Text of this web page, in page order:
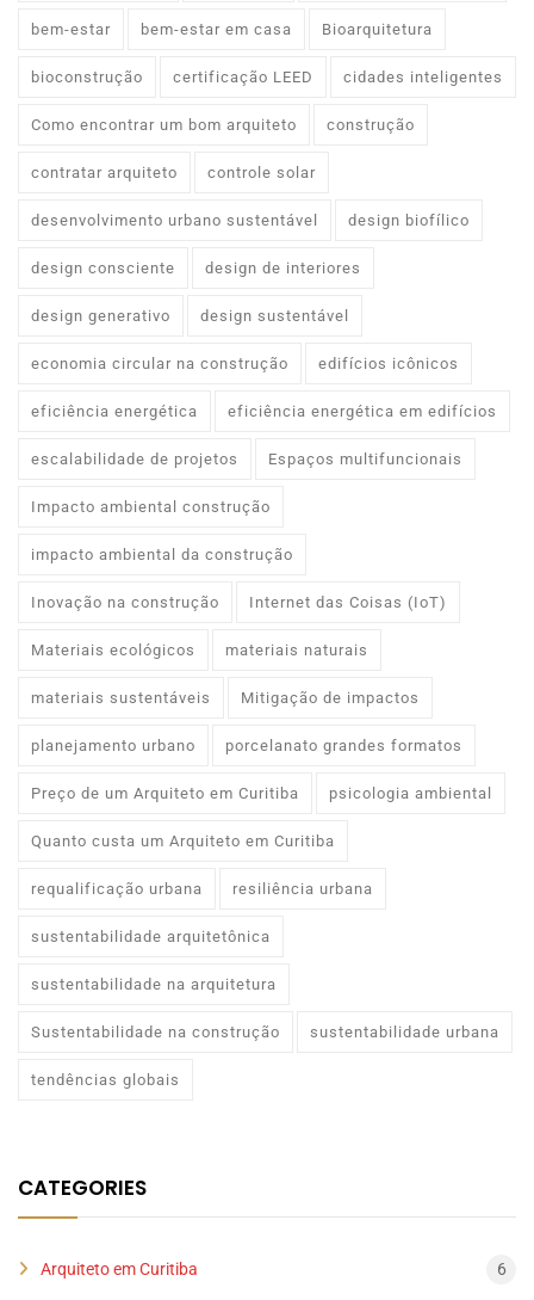
bem-estar bem-estar em casa Bioarquitetura
bioconstrução certificação LEED cidades inteligentes
Como encontrar um bom arquiteto construção
contratar arquiteto controle solar
desenvolvimento urbano sustentável design biofílico
design consciente design de interiores
design generativo design sustentável
economia circular na construção edifícios icônicos
eficiência energética eficiência energética em edifícios
escalabilidade de projetos Espaços multifuncionais
Impacto ambiental construção
impacto ambiental da construção
Inovação na construção Internet das Coisas (IoT)
Materiais ecológicos materiais naturais
materiais sustentáveis Mitigação de impactos
planejamento urbano porcelanato grandes formatos
Preço de um Arquiteto em Curitiba psicologia ambiental
Quanto custa um Arquiteto em Curitiba
requalificação urbana resiliência urbana
sustentabilidade arquitetônica
sustentabilidade na arquitetura
Sustentabilidade na construção sustentabilidade urbana
tendências globais
CATEGORIES
Arquiteto em Curitiba 6